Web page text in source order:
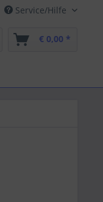
Service/Hilfe
€ 0,00 *